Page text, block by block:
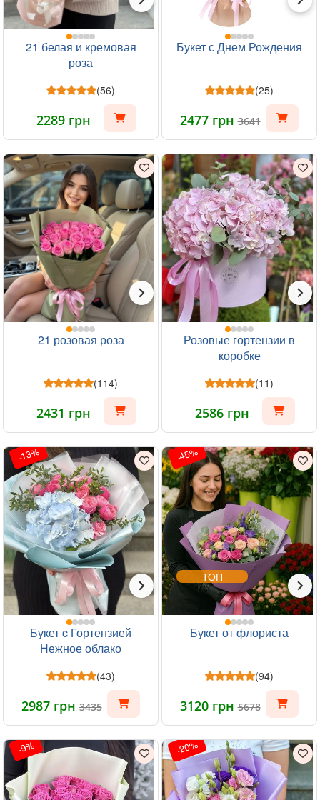
21 белая и кремовая
роза
(56)
2289 грн
Букет с Днем Рождения
(25)
2477 грн3641
21 розовая роза
(114)
2431 грн
Розовые гортензии в
коробке
(11)
2586 грн
-13%
Букет c Гортензией
Нежное облако
(43)
2987 грн3435
-45%
ТОП
Букет от флориста
(94)
3120 грн5678
-9% -20%